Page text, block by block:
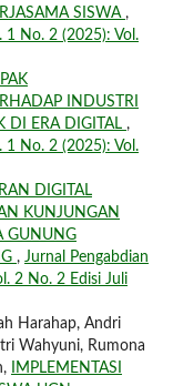
SISWA ,
1 No. 2 (2025): Vol.
INDUSTRI
DI ERA DIGITAL ,
1 No. 2 (2025): Vol.
DIGITAL
KUNJUNGAN
GUNUNG
, Jurnal Pengabdian
2 No. 2 Edisi Juli
Harahap, Andri
Wahyuni, Rumona
IMPLEMENTASI